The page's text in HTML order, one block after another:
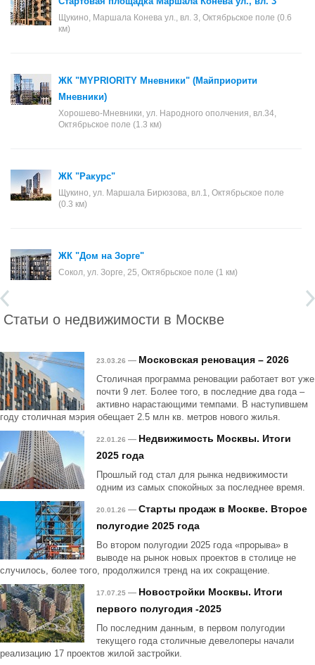
Щукино, Маршала Конева ул., вл. 3, Октябрьское поле (0.6
км)
ЖК "MYPRIORITY Мневники" (Майприорити
Мневники)
Хорошево-Мневники, ул. Народного ополчения, вл.34,
Октябрьское поле (1.3 км)
ЖК "Ракурс"
Щукино, ул. Маршала Бирюзова, вл.1, Октябрьское поле
(0.3 км)
ЖК "Дом на Зорге"
Сокол, ул. Зорге, 25, Октябрьское поле (1 км)
Статьи о недвижимости в Москве
23.03.26 — Московская реновация – 2026
Столичная программа реновации работает вот уже
почти 9 лет. Более того, в последние два года –
активно нарастающими темпами. В наступившем
году столичная мэрия обещает 2.5 млн кв. метров нового жилья.
22.01.26 — Недвижимость Москвы. Итоги
2025 года
Прошлый год стал для рынка недвижимости
одним из самых спокойных за последнее время.
20.01.26 — Старты продаж в Москве. Второе
полугодие 2025 года
Во втором полугодии 2025 года «прорыва» в
выводе на рынок новых проектов в столице не
случилось, более того, продолжился тренд на их сокращение.
17.07.25 — Новостройки Москвы. Итоги
первого полугодия -2025
По последним данным, в первом полугодии
текущего года столичные девелоперы начали
реализацию 17 проектов жилой застройки.